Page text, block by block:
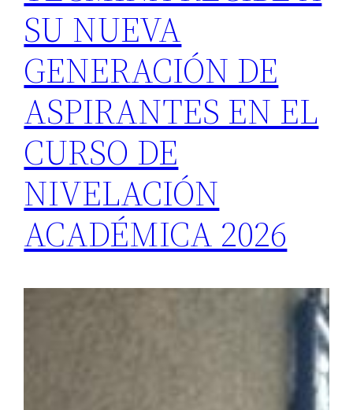
SU NUEVA
GENERACIÓN DE
ASPIRANTES EN EL
CURSO DE
NIVELACIÓN
ACADÉMICA 2026